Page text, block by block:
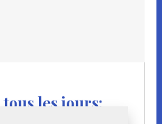
les jours: